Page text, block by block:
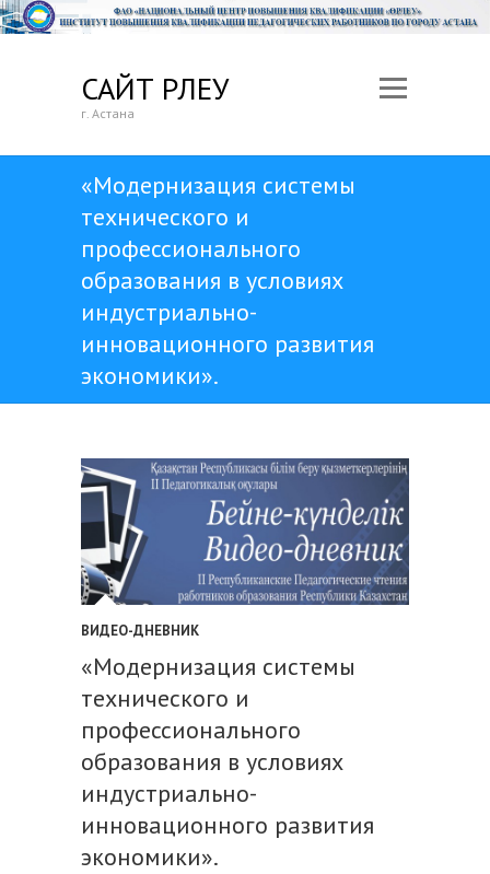
САЙТ ӨРЛЕУ
г. Астана
«Модернизация системы
технического и
профессионального
образования в условиях
индустриально-
инновационного развития
экономики».
ВИДЕО-ДНЕВНИК
«Модернизация системы
технического и
профессионального
образования в условиях
индустриально-
инновационного развития
экономики».